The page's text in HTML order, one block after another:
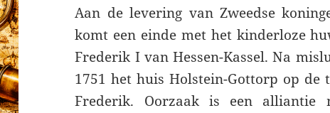
Aan de levering van Zweedse
komt een einde met het kinderloze
Frederik I van Hessen-Kassel. Na
1751 het huis Holstein-Gottorp op
Frederik. Oorzaak is een alliantie